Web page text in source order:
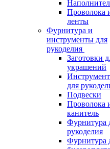
Проволока
ленты
Фурнитура и
инструменты для
рукоделия
Заготовки
украшений
для
Подвески
Проволока
канитель
Фурнитура
рукоделия
Фурнитура